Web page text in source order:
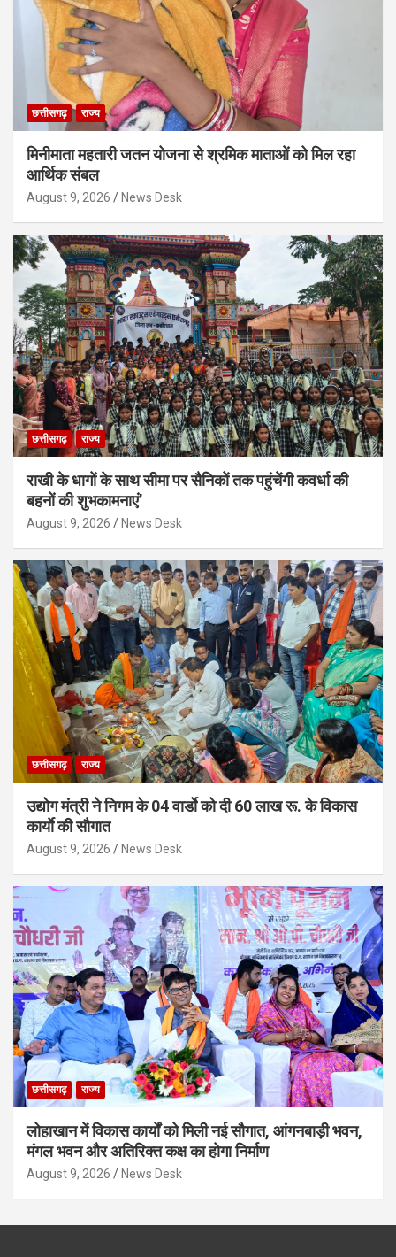
छत्तीसगढ़ राज्य
मिनीमाता महतारी जतन योजना से श्रमिक माताओं को मिल रहा
आर्थिक संबल
August 9, 2026 News Desk
छत्तीसगढ़ राज्य
राखी के धागों के साथ सीमा पर सैनिकों तक पहुंचेंगी कवर्धा की
बहनों की शुभकामनाएं’
August 9, 2026 News Desk
छत्तीसगढ़ राज्य
उद्योग मंत्री ने निगम के 04 वार्डाे को दी 60 लाख रू. के विकास
कार्याे की सौगात
August 9, 2026 News Desk
छत्तीसगढ़ राज्य
लोहाखान में विकास कार्यों को मिली नई सौगात, आंगनबाड़ी भवन,
मंगल भवन और अतिरिक्त कक्ष का होगा निर्माण
August 9, 2026 News Desk